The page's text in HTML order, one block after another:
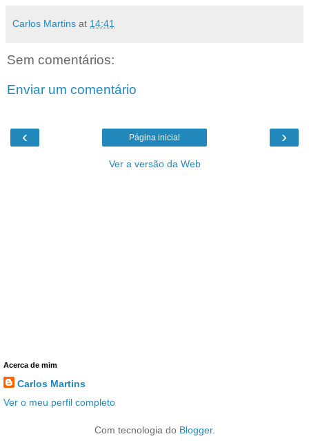
Carlos Martins at 14:41
Sem comentários:
Enviar um comentário
‹ ›
Página inicial
Ver a versão da Web
Acerca de mim
Carlos Martins
Ver o meu perfil completo
Com tecnologia do Blogger.